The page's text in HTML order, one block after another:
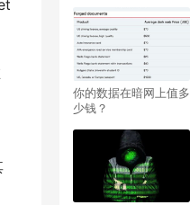
你的数据在暗网上值多
少钱？